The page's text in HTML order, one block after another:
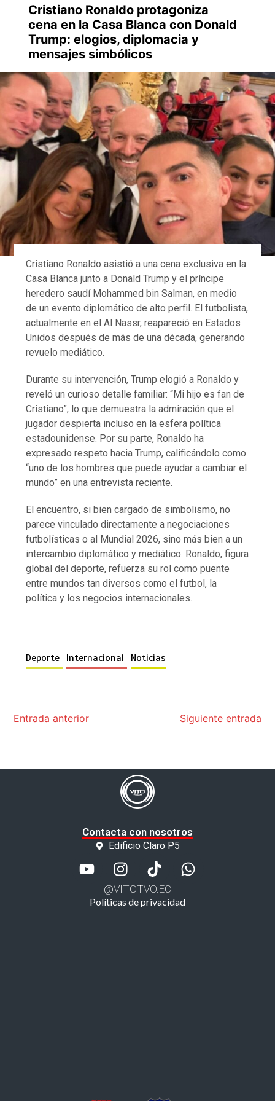
Cristiano Ronaldo protagoniza
cena en la Casa Blanca con Donald
Trump: elogios, diplomacia y
mensajes simbólicos
Cristiano Ronaldo asistió a una cena exclusiva en la
Casa Blanca junto a Donald Trump y el príncipe
heredero saudí Mohammed bin Salman, en medio
de un evento diplomático de alto perfil. El futbolista,
actualmente en el Al Nassr, reapareció en Estados
Unidos después de más de una década, generando
revuelo mediático.
Durante su intervención, Trump elogió a Ronaldo y
reveló un curioso detalle familiar: “Mi hijo es fan de
Cristiano”, lo que demuestra la admiración que el
jugador despierta incluso en la esfera política
estadounidense. Por su parte, Ronaldo ha
expresado respeto hacia Trump, calificándolo como
“uno de los hombres que puede ayudar a cambiar el
mundo” en una entrevista reciente.
El encuentro, si bien cargado de simbolismo, no
parece vinculado directamente a negociaciones
futbolísticas o al Mundial 2026, sino más bien a un
intercambio diplomático y mediático. Ronaldo, figura
global del deporte, refuerza su rol como puente
entre mundos tan diversos como el futbol, la
política y los negocios internacionales.
Deporte Internacional Noticias
Entrada anterior Siguiente entrada
Contacta con nosotros
Edificio Claro P5
@VITOTVO.EC
Políticas de privacidad